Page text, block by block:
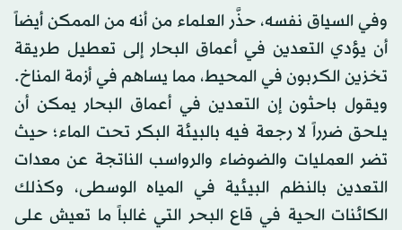
وفي السياق نفسه، حذَّر العلماء من أنه من الممكن أيضاً
أن يؤدي التعدين في أعماق البحار إلى تعطيل طريقة
تخزين الكربون في المحيط، مما يساهم في أزمة المناخ.
ويقول باحثون إن التعدين في أعماق البحار يمكن أن
يلحق ضرراً لا رجعة فيه بالبيئة البكر تحت الماء؛ حيث
تضر العمليات والضوضاء والرواسب الناتجة عن معدات
التعدين بالنظم البيئية في المياه الوسطى، وكذلك
الكائنات الحية في قاع البحر التي غالباً ما تعيش على